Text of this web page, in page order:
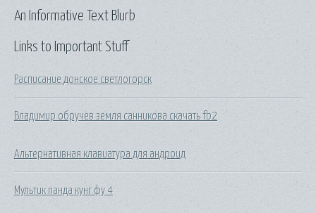
Links to Important Stuff
Расписание донское светлогорск
Владимир обручев земля санникова скачать fb2
Альтернативная клавиатура для андроид
Мультик панда кунг фу 4
An Informative Text Blurb